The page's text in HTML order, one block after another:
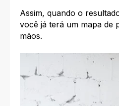
Assim, quando o
você já terá um mapa de
mãos.